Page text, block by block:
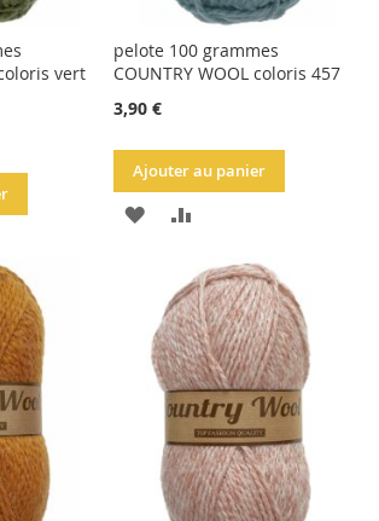
vert
pelote 100 grammes
COUNTRY WOOL coloris 457
3,90 €
Ajouter au panier
AJOUTER
LISTE
D'ACHATS
COMPARATEUR